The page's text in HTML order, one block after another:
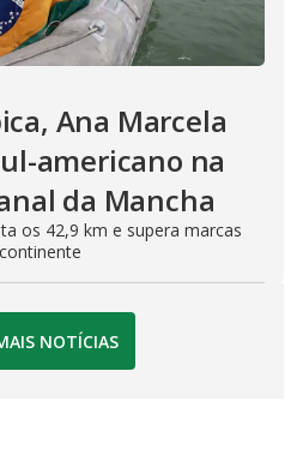
Ana Marcela
americano na
da Mancha
os 42,9 km e supera marcas
NOTÍCIAS